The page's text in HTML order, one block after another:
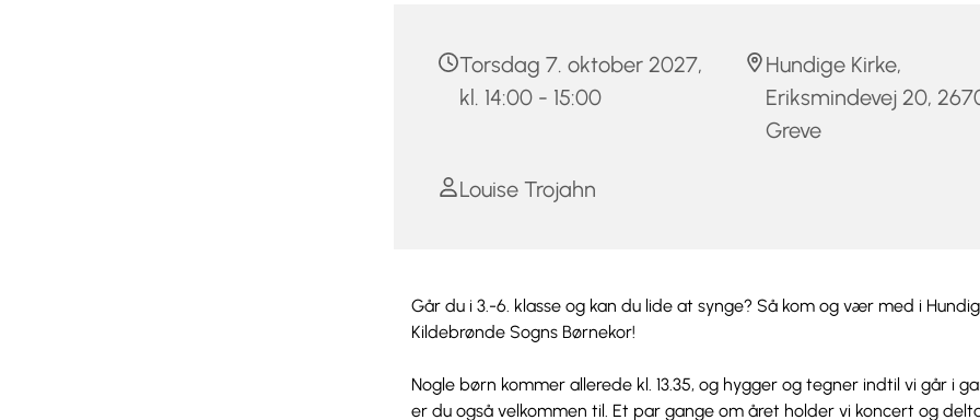
Torsdag 7. oktober 2027,
kl. 14:00 - 15:00
Hundige Kirke,
Eriksmindevej 20,
Greve
Louise Trojahn
Går du i 3.-6. klasse og kan du lide at synge? Så kom og vær med i
Kildebrønde Sogns Børnekor!
Nogle børn kommer allerede kl. 13.35, og hygger og tegner indtil vi går i
er du også velkommen til. Et par gange om året holder vi koncert og